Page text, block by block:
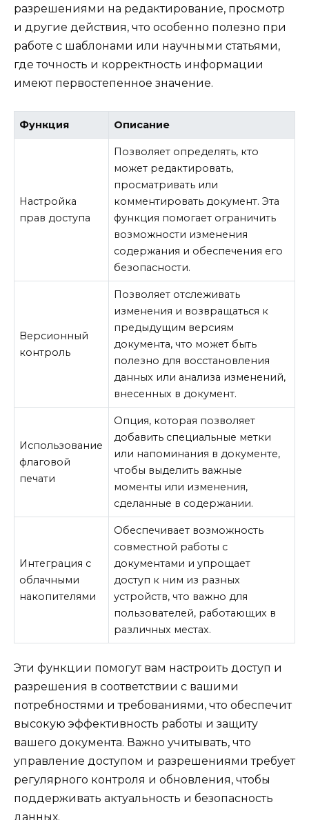
разрешениями на редактирование, просмотр
и другие действия, что особенно полезно при
работе с шаблонами или научными статьями,
где точность и корректность информации
имеют первостепенное значение.
Функция Описание
Настройка
прав доступа
Позволяет определять, кто
может редактировать,
просматривать или
комментировать документ. Эта
функция помогает ограничить
возможности изменения
содержания и обеспечения его
безопасности.
Версионный
контроль
Позволяет отслеживать
изменения и возвращаться к
предыдущим версиям
документа, что может быть
полезно для восстановления
данных или анализа изменений,
внесенных в документ.
Использование
флаговой
печати
Опция, которая позволяет
добавить специальные метки
или напоминания в документе,
чтобы выделить важные
моменты или изменения,
сделанные в содержании.
Интеграция с
облачными
накопителями
Обеспечивает возможность
совместной работы с
документами и упрощает
доступ к ним из разных
устройств, что важно для
пользователей, работающих в
различных местах.
Эти функции помогут вам настроить доступ и
разрешения в соответствии с вашими
потребностями и требованиями, что обеспечит
высокую эффективность работы и защиту
вашего документа. Важно учитывать, что
управление доступом и разрешениями требует
регулярного контроля и обновления, чтобы
поддерживать актуальность и безопасность
данных.